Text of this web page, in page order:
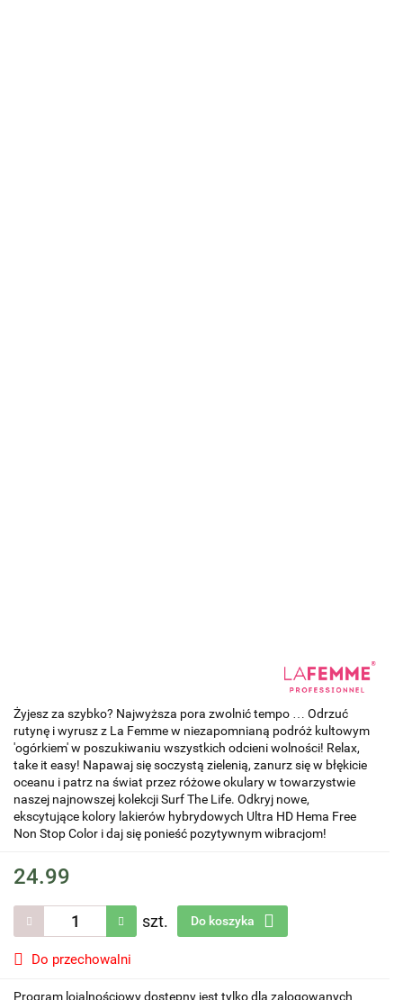
Żyjesz za szybko? Najwyższa pora zwolnić tempo … Odrzuć
rutynę i wyrusz z La Femme w niezapomnianą podróż kultowym
'ogórkiem' w poszukiwaniu wszystkich odcieni wolności! Relax,
take it easy! Napawaj się soczystą zielenią, zanurz się w błękicie
oceanu i patrz na świat przez różowe okulary w towarzystwie
naszej najnowszej kolekcji Surf The Life. Odkryj nowe,
ekscytujące kolory lakierów hybrydowych Ultra HD Hema Free
Non Stop Color i daj się ponieść pozytywnym wibracjom!
24.99
szt. Do koszyka
Do przechowalni
Program lojalnościowy dostępny jest tylko dla zalogowanych